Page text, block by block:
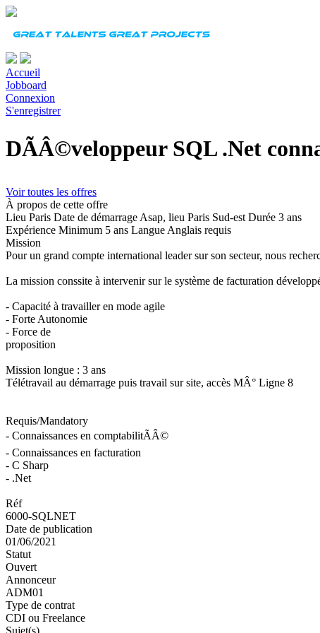
Accueil
Jobboard
Connexion
S'enregistrer
DÃÂ©veloppeur SQL .Net
Voir toutes les offres
À propos de cette offre
Lieu Paris Date de démarrage Asap, lieu Paris Sud-est Durée 3 ans
Expérience Minimum 5 ans Langue Anglais requis
Mission
Pour un grand compte international leader sur son secteur, nous
La mission conssite à intervenir sur le système de facturation
- Capacité à travailler en mode agile
- Forte Autonomie
- Force de
proposition
Mission longue : 3 ans
Télétravail au démarrage puis travail sur site, accès MÂ° Ligne 8
Requis/Mandatory
- Connaissances en comptabilitÃÂ©
- Connaissances en facturation
- C Sharp
- .Net
Réf
6000-SQLNET
Date de publication
01/06/2021
Statut
Ouvert
Annonceur
ADM01
Type de contrat
CDI ou Freelance
Sujet(s)